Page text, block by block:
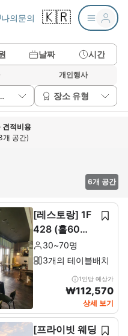
나의문의 🇰🇷
날짜 시간
개인행사
배치 장소 유형
견적비용
개 공간)
6개 공간
[레스토랑] 1F
428 (홀60석+
룸10석)
30~70명
3개의 테이블배치
1인당 예상가
₩112,570
상세 보기
[프라이빗 웨딩